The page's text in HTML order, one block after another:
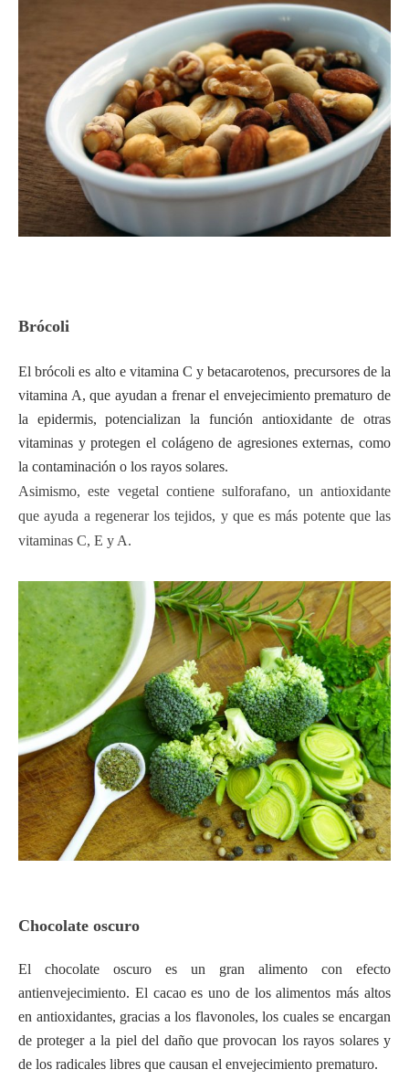
Brócoli
El brócoli es alto e vitamina C y betacarotenos, precursores de la
vitamina A, que ayudan a frenar el envejecimiento prematuro de
la epidermis, potencializan la función antioxidante de otras
vitaminas y protegen el colágeno de agresiones externas, como
la contaminación o los rayos solares.
Asimismo, este vegetal contiene sulforafano, un antioxidante
que ayuda a regenerar los tejidos, y que es más potente que las
vitaminas C, E y A.
Chocolate oscuro
El chocolate oscuro es un gran alimento con efecto
antienvejecimiento. El cacao es uno de los alimentos más altos
en antioxidantes, gracias a los flavonoles, los cuales se encargan
de proteger a la piel del daño que provocan los rayos solares y
de los radicales libres que causan el envejecimiento prematuro.